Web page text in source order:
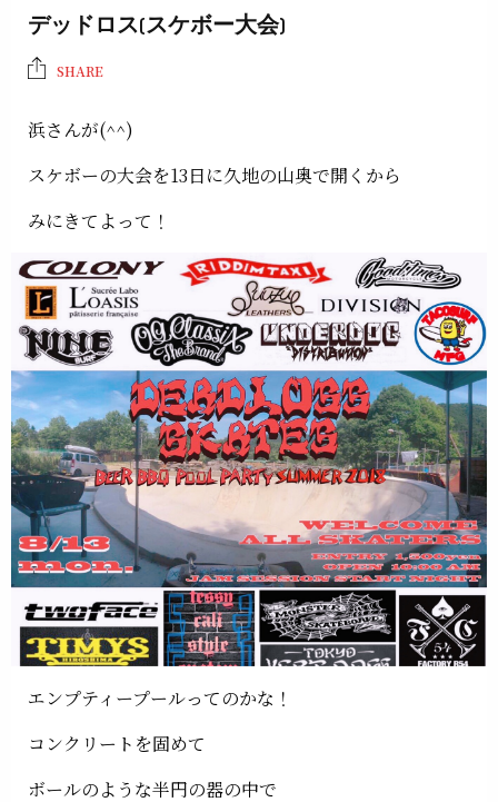
デッドロス(スケボー大会)
SHARE
浜さんが(^^)
スケボーの大会を13日に久地の山奥で開くから
みにきてよって！
エンプティープールってのかな！
コンクリートを固めて
ボールのような半円の器の中で